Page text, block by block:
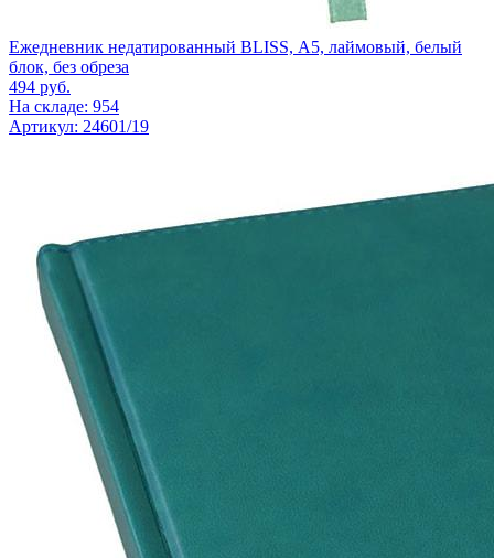
Ежедневник недатированный BLISS, А5, лаймовый, белый
блок, без обреза
494 руб.
На складе: 954
Артикул: 24601/19